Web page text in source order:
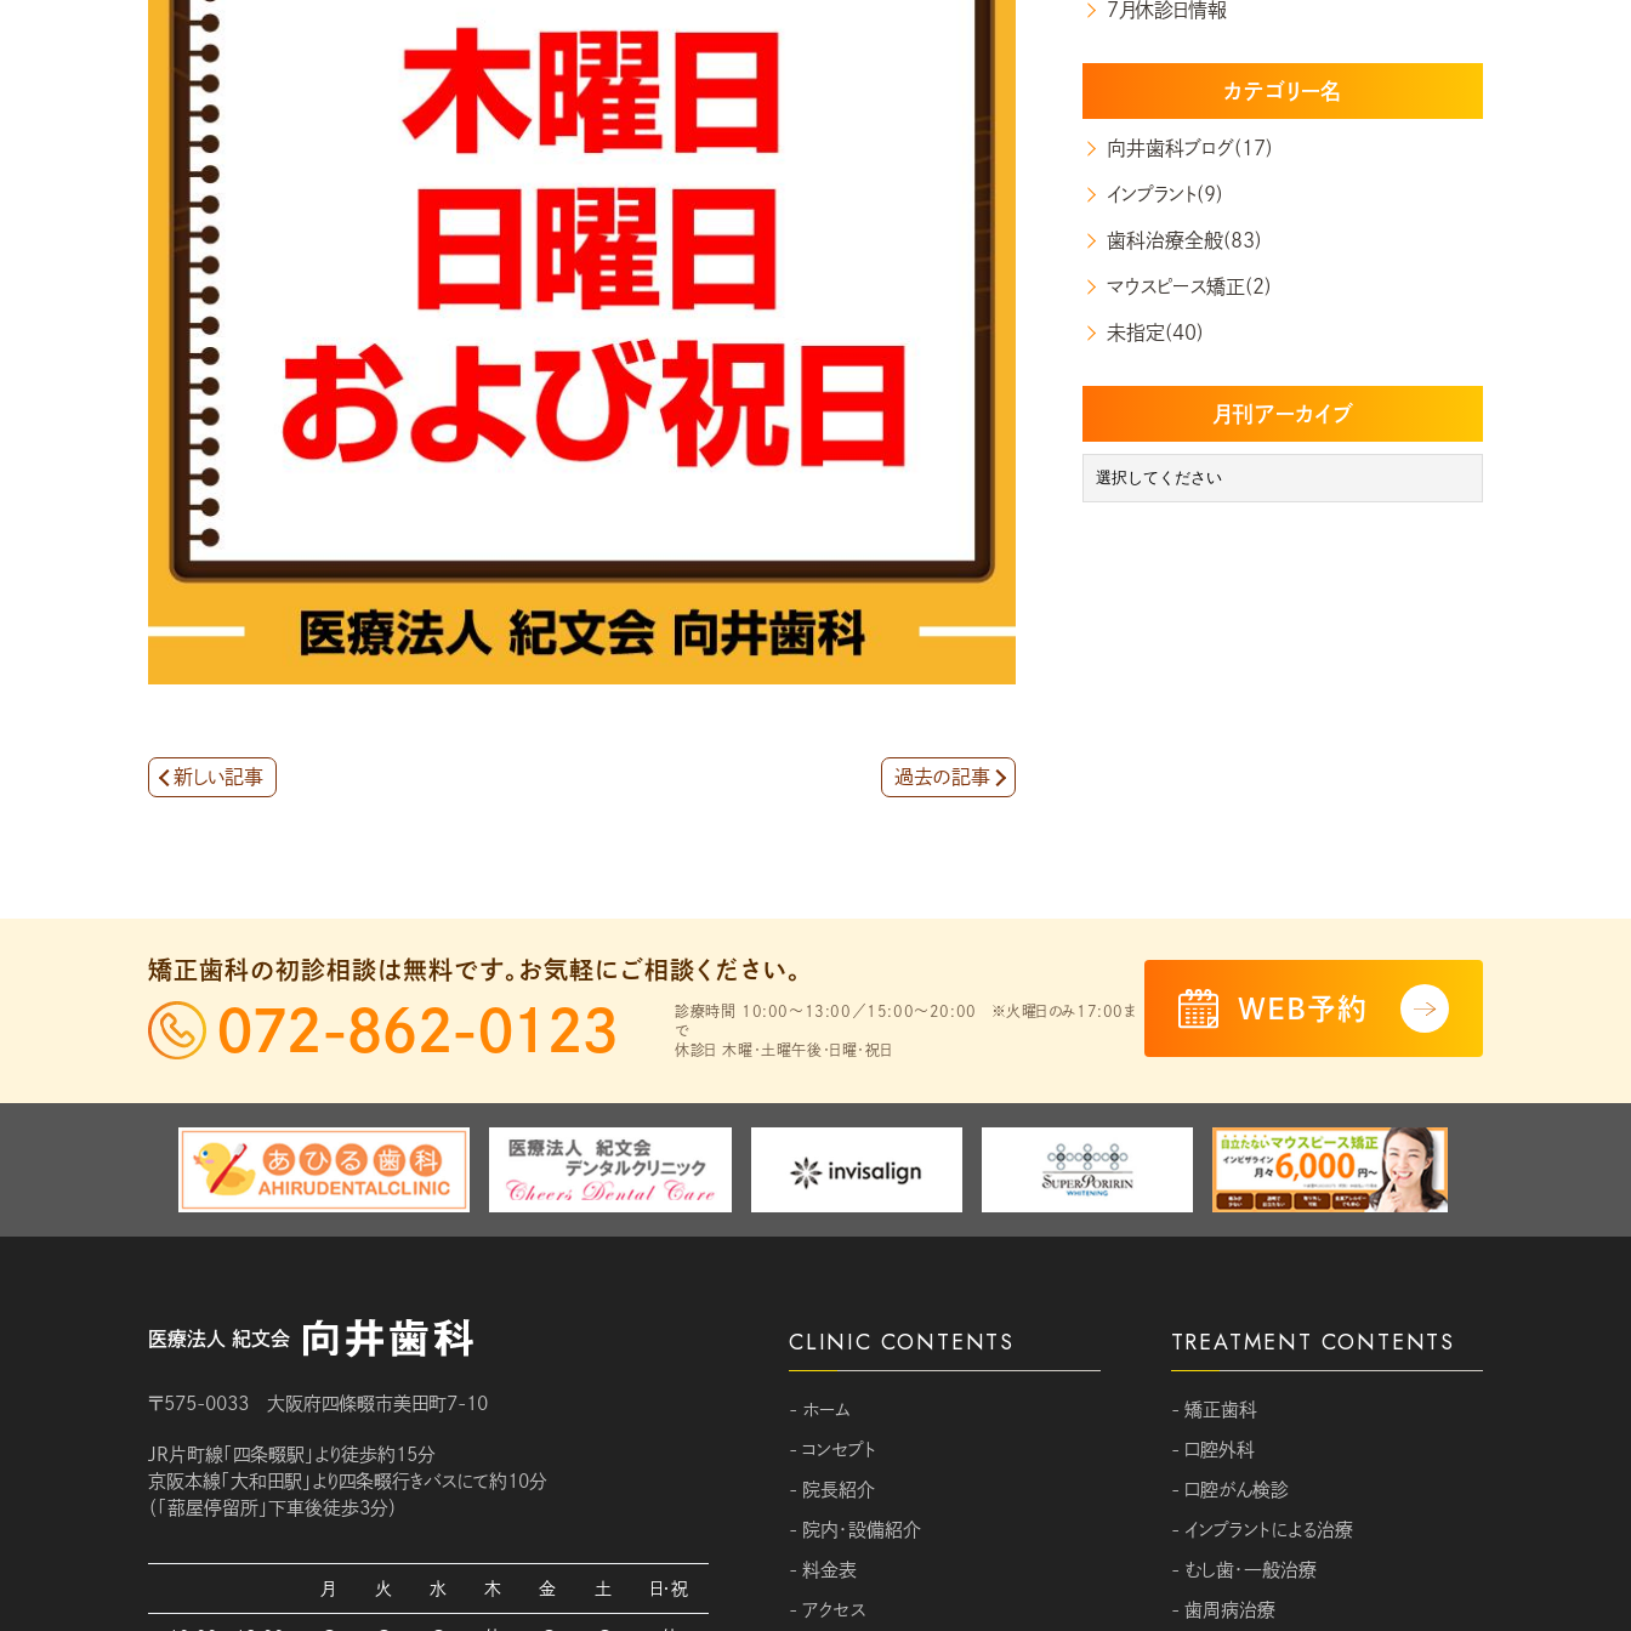
新しい記事 過去の記事
7月休診日情報
カテゴリー名
向井歯科ブログ(17)
インプラント(9)
歯科治療全般(83)
マウスピース矯正(2)
未指定(40)
月刊アーカイブ
矯正歯科の初診相談は無料です。 お気軽にご相談ください。
072-862-0123 診療時間 10:00～13:00／15:00～20:00 ※火曜日のみ17:00ま
で
休診日 木曜・土曜午後・日曜・祝日
WEB予約
医療法人 紀文会
〒575-0033 大阪府四條畷市美田町7-10
JR片町線「四条畷駅」より徒歩約15分
京阪本線「大和田駅」より四条畷行きバスにて約10分
（「蔀屋停留所」下車後徒歩3分）
月 火 水 木 金 土 日・祝
CLINIC CONTENTS
- ホーム
- コンセプト
- 院長紹介
- 院内・設備紹介
- 料金表
- アクセス
TREATMENT CONTENTS
- 矯正歯科
- 口腔外科
- 口腔がん検診
- インプラントによる治療
- むし歯・一般治療
- 歯周病治療